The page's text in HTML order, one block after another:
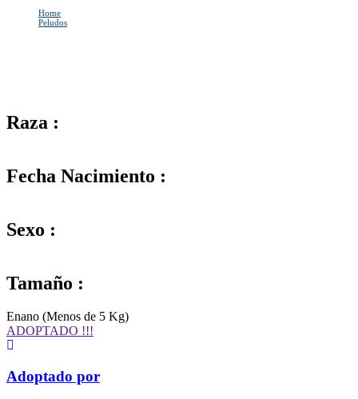
Home
Peludos
Raza :
Fecha Nacimiento :
Sexo :
Tamaño :
Enano (Menos de 5 Kg)
ADOPTADO !!!
Adoptado por